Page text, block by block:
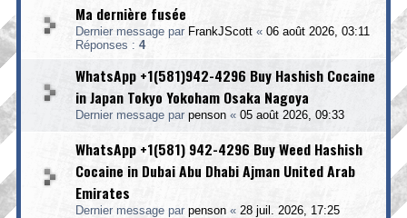
Ma dernière fusée
Dernier message par FrankJScott « 06 août 2026, 03:11
Réponses : 4
WhatsApp +1(581)942-4296 Buy Hashish Cocaine
in Japan Tokyo Yokoham Osaka Nagoya
Dernier message par penson « 05 août 2026, 09:33
WhatsApp +1(581) 942-4296 Buy Weed Hashish
Cocaine in Dubai Abu Dhabi Ajman United Arab
Emirates
Dernier message par penson « 28 juil. 2026, 17:25